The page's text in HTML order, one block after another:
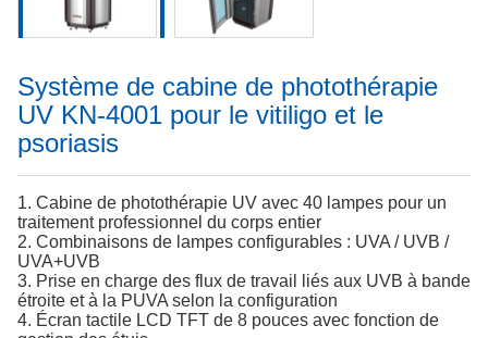
Système de cabine de photothérapie
UV KN-4001 pour le vitiligo et le
psoriasis
1. Cabine de photothérapie UV avec 40 lampes pour un
traitement professionnel du corps entier
2. Combinaisons de lampes configurables : UVA / UVB /
UVA+UVB
3. Prise en charge des flux de travail liés aux UVB à bande
étroite et à la PUVA selon la configuration
4. Écran tactile LCD TFT de 8 pouces avec fonction de